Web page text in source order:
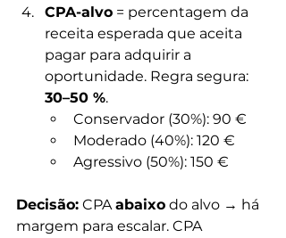
CPA-alvo = percentagem da
receita esperada que aceita
pagar para adquirir a
oportunidade. Regra segura:
30–50 %.
Conservador (30%): 90 €
Moderado (40%): 120 €
Agressivo (50%): 150 €
Decisão: CPA abaixo do alvo → há
margem para escalar. CPA